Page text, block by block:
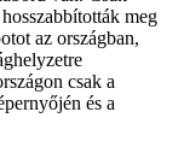
meg
az országban,
csak a
és a